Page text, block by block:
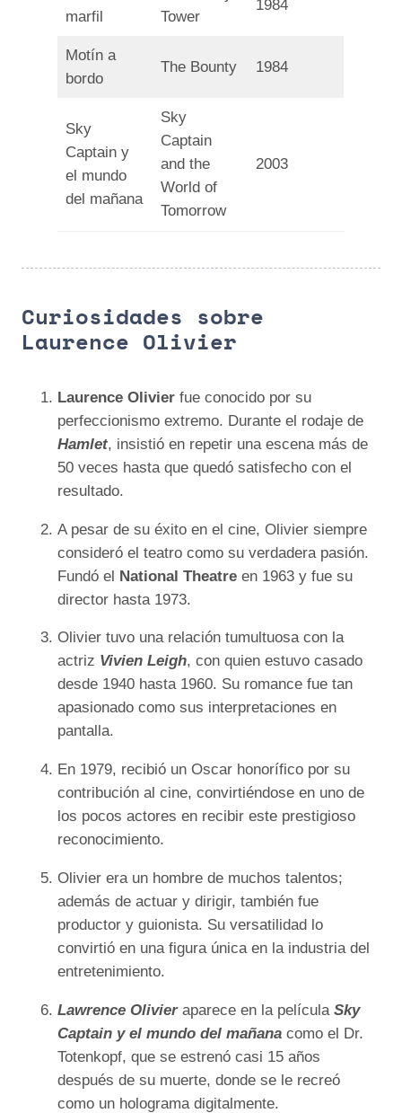
marfil
Tower
1984
Motín a
bordo
The Bounty 1984
Sky
Captain y
el mundo
del mañana
Sky
Captain
and the
World of
Tomorrow
2003
Curiosidades sobre
Laurence Olivier
Laurence Olivier fue conocido por su
perfeccionismo extremo. Durante el rodaje de
Hamlet, insistió en repetir una escena más de
50 veces hasta que quedó satisfecho con el
resultado.
A pesar de su éxito en el cine, Olivier siempre
consideró el teatro como su verdadera pasión.
Fundó el National Theatre en 1963 y fue su
director hasta 1973.
Olivier tuvo una relación tumultuosa con la
actriz Vivien Leigh, con quien estuvo casado
desde 1940 hasta 1960. Su romance fue tan
apasionado como sus interpretaciones en
pantalla.
En 1979, recibió un Oscar honorífico por su
contribución al cine, convirtiéndose en uno de
los pocos actores en recibir este prestigioso
reconocimiento.
Olivier era un hombre de muchos talentos;
además de actuar y dirigir, también fue
productor y guionista. Su versatilidad lo
convirtió en una figura única en la industria del
entretenimiento.
Lawrence Olivieraparece en la película Sky
Captain y el mundo del mañana como el Dr.
Totenkopf, que se estrenó casi 15 años
después de su muerte, donde se le recreó
como un holograma digitalmente.